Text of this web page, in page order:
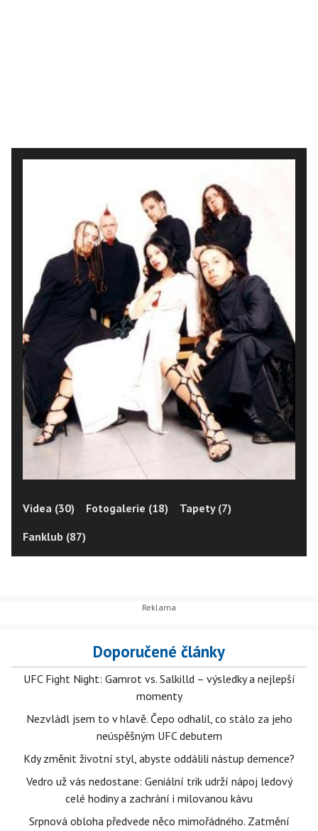
Videa (30) Fotogalerie (18)
Tapety (7)
Fanklub (87)
Doporučené články
UFC Fight Night: Gamrot vs. Salkilld – výsledky a nejlepší
momenty
Nezvládl jsem to v hlavě. Čepo odhalil, co stálo za jeho
neúspěšným UFC debutem
Kdy změnit životní styl, abyste oddálili nástup demence?
Vedro už vás nedostane: Geniální trik udrží nápoj ledový
celé hodiny a zachrání i milovanou kávu
Srpnová obloha předvede něco mimořádného. Zatmění